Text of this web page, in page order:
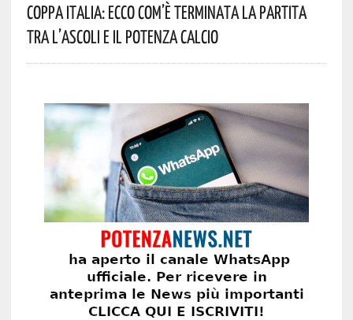
Coppa Italia: Ecco Com’è Terminata La Partita
Tra L’Ascoli E Il Potenza Calcio